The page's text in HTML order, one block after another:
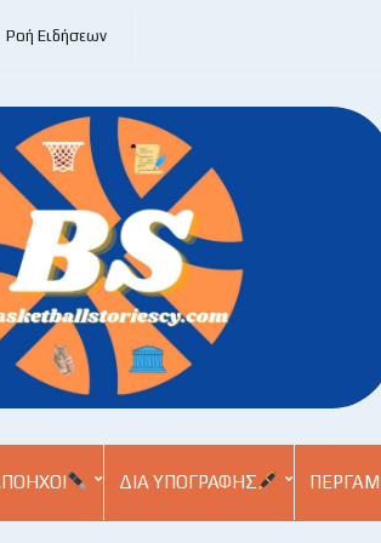
Ροή Ειδήσεων
ΔΙΑ ΥΠΟΓΡΑΦΉΣ